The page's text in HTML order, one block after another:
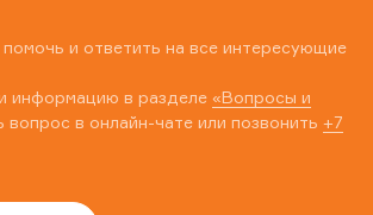
и ответить на все интересующие
информацию в разделе «Вопросы и
вопрос в онлайн-чате или позвонить +7